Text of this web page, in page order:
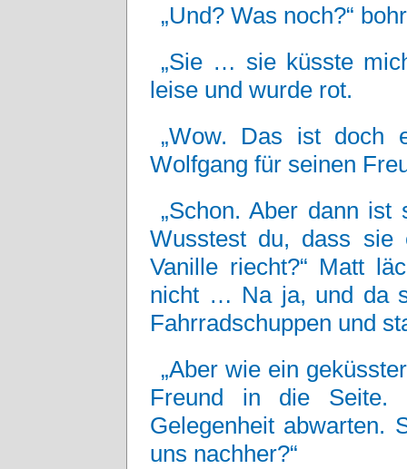
„Und? Was noch?“
„Sie … sie küsste
leise und wurde rot.
„Wow. Das ist doch
Wolfgang für seinen
„Schon. Aber dann
Wusstest du, dass sie
Vanille riecht?“ Matt
nicht … Na ja, und da
Fahrradschuppen und
„Aber wie ein
Freund in die Seite.
Gelegenheit abwarten.
uns nachher?“